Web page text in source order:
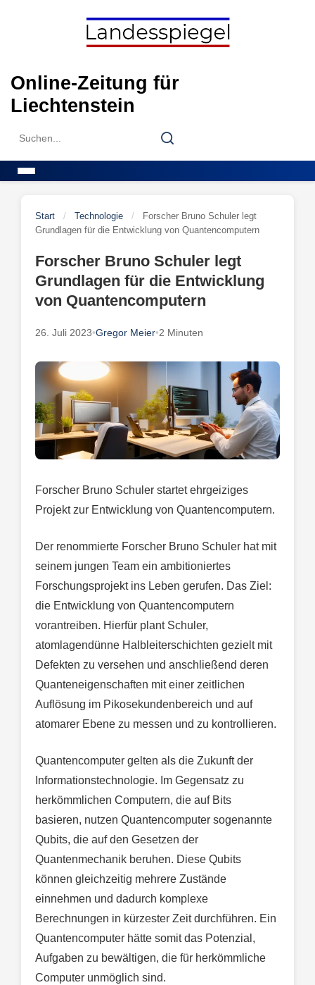
Online-Zeitung für
Liechtenstein
Search
Search
Start / Technologie /
Forscher Bruno Schuler legt
Grundlagen für die Entwicklung von Quantencomputern
Forscher Bruno Schuler legt
Grundlagen für die Entwicklung
von Quantencomputern
26. Juli 2023•Gregor Meier•2 Minuten
Forscher Bruno Schuler startet ehrgeiziges
Projekt zur Entwicklung von Quantencomputern.
Der renommierte Forscher Bruno Schuler hat mit
seinem jungen Team ein ambitioniertes
Forschungsprojekt ins Leben gerufen. Das Ziel:
die Entwicklung von Quantencomputern
vorantreiben. Hierfür plant Schuler,
atomlagendünne Halbleiterschichten gezielt mit
Defekten zu versehen und anschließend deren
Quanteneigenschaften mit einer zeitlichen
Auflösung im Pikosekundenbereich und auf
atomarer Ebene zu messen und zu kontrollieren.
Quantencomputer gelten als die Zukunft der
Informationstechnologie. Im Gegensatz zu
herkömmlichen Computern, die auf Bits
basieren, nutzen Quantencomputer sogenannte
Qubits, die auf den Gesetzen der
Quantenmechanik beruhen. Diese Qubits
können gleichzeitig mehrere Zustände
einnehmen und dadurch komplexe
Berechnungen in kürzester Zeit durchführen. Ein
Quantencomputer hätte somit das Potenzial,
Aufgaben zu bewältigen, die für herkömmliche
Computer unmöglich sind.